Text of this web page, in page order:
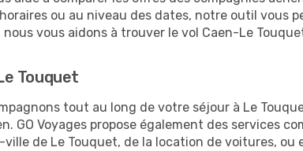
ou au niveau des dates, notre outil vous
vous aidons à trouver le vol Caen-Le
Touquet
tout au long de votre séjour à Le
GO Voyages propose également des services
de Le Touquet, de la location de voitures, ou